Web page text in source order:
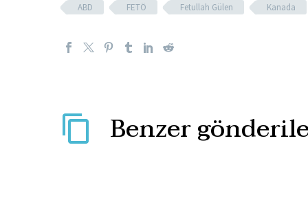
ABD FETÖ Fetullah Gülen Kanada
Benzer